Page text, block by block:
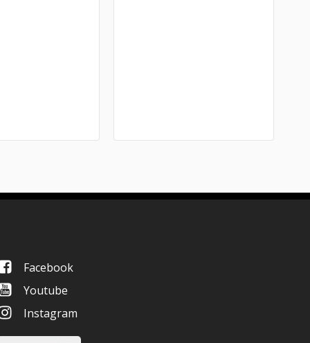
Facebook
Youtube
Instagram